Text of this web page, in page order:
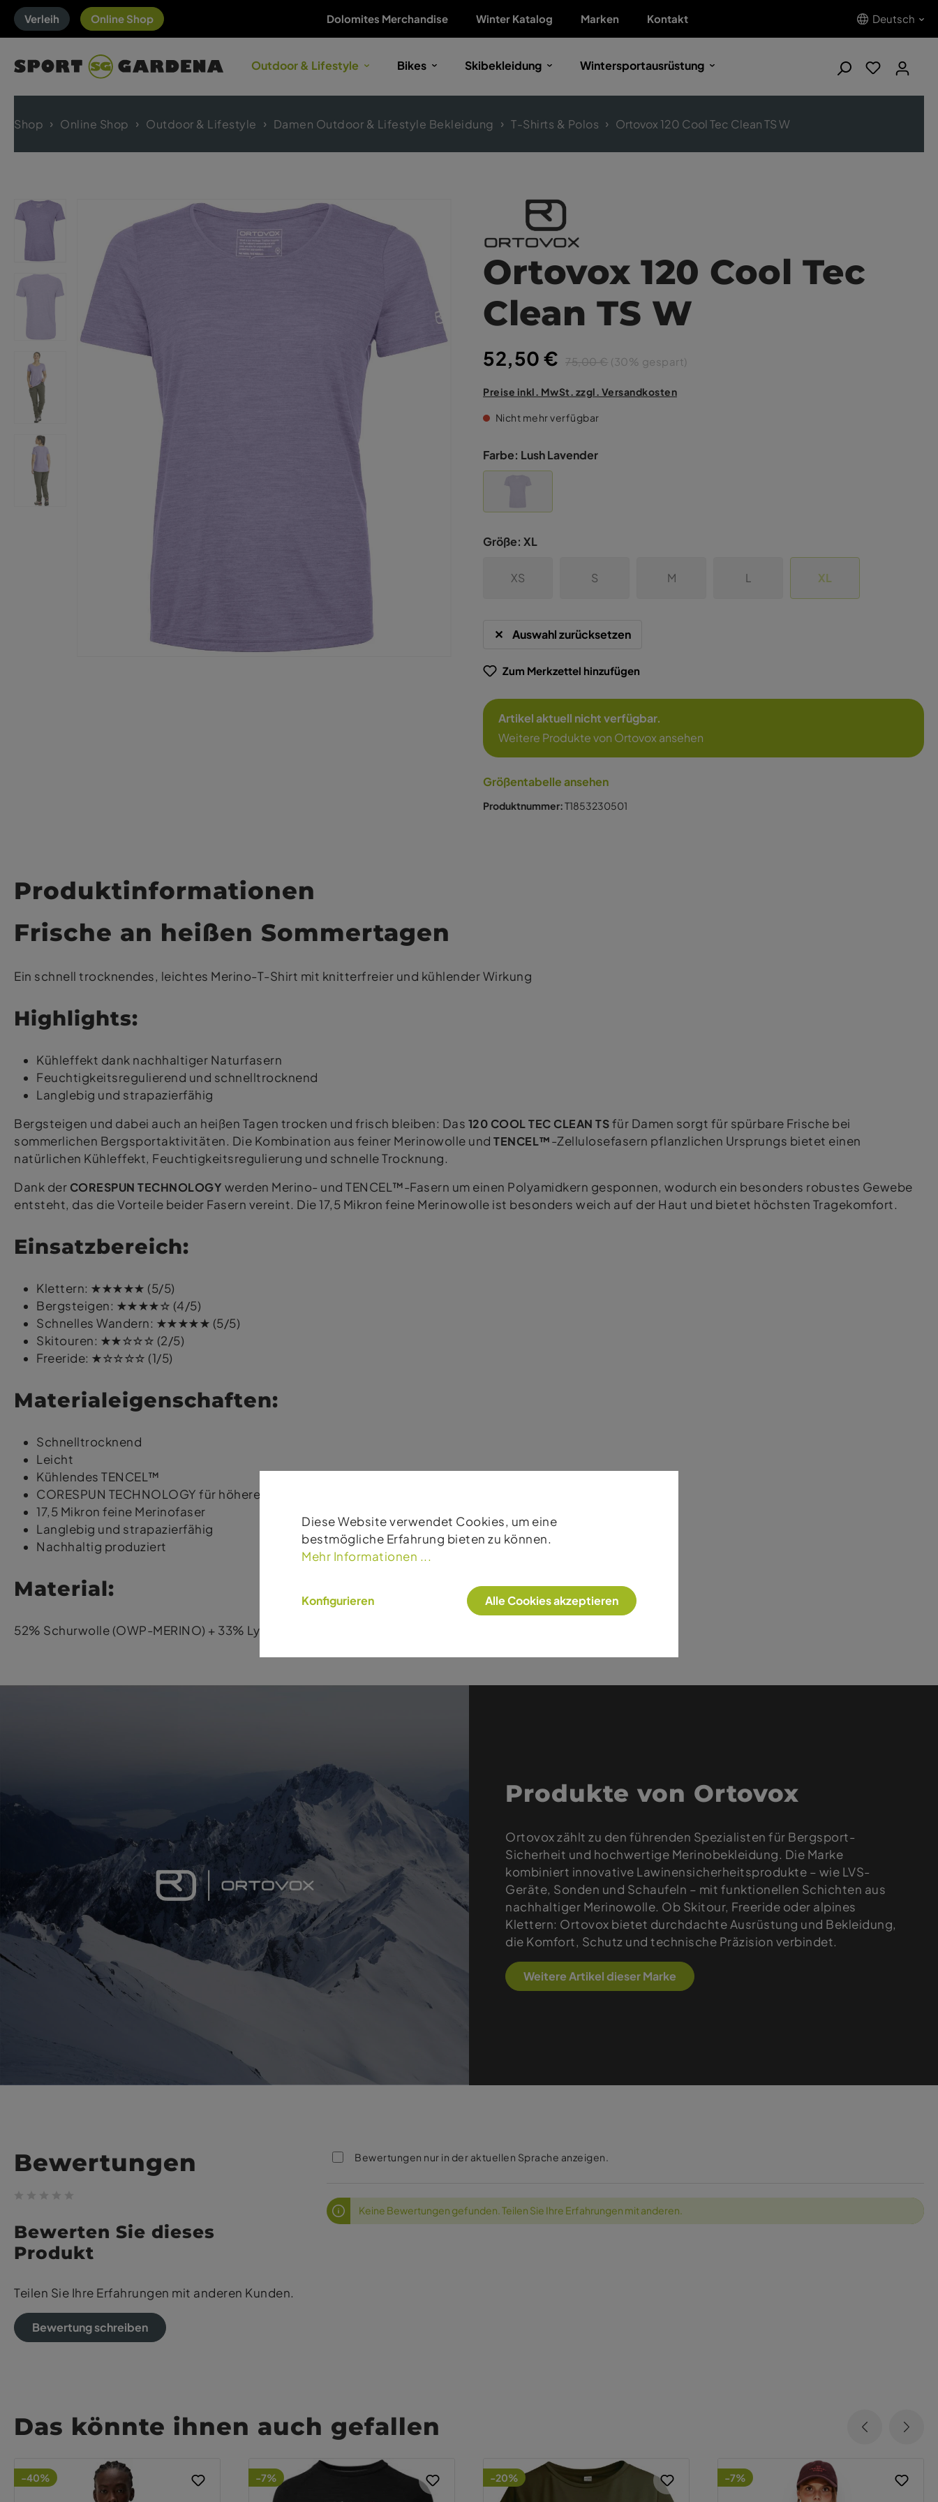
Verleih Online Shop Dolomites Merchandise Winter Katalog Marken Kontakt Deutsch
Outdoor & Lifestyle Bikes Skibekleidung Wintersportausrüstung
Shop Online Shop Outdoor & Lifestyle Damen Outdoor & Lifestyle Bekleidung T-Shirts & Polos Ortovox 120 Cool Tec Clean TS W
Ortovox 120 Cool Tec
Clean TS W
52,50 € 75,00 € (30% gespart)
Preise inkl. MwSt. zzgl. Versandkosten
Nicht mehr verfügbar
Farbe: Lush Lavender
Größe: XL
XS S M L XL
Auswahl zurücksetzen
Zum Merkzettel hinzufügen
Artikel aktuell nicht verfügbar.
Weitere Produkte von Ortovox ansehen
Größentabelle ansehen
Produktnummer:T1853230501
Produktinformationen
Frische an heißen Sommertagen
Ein schnell trocknendes, leichtes Merino-T-Shirt mit knitterfreier und kühlender Wirkung
Highlights:
Kühleffekt dank nachhaltiger Naturfasern
Feuchtigkeitsregulierend und schnelltrocknend
Langlebig und strapazierfähig
Bergsteigen und dabei auch an heißen Tagen trocken und frisch bleiben: Das 120 COOL TEC CLEAN TSfür Damen sorgt für spürbare Frische bei
sommerlichen Bergsportaktivitäten. Die Kombination aus feiner Merinowolle und TENCEL™-Zellulosefasern pflanzlichen Ursprungs bietet einen
natürlichen Kühleffekt, Feuchtigkeitsregulierung und schnelle Trocknung.
Dank der CORESPUN TECHNOLOGY werden Merino- und TENCEL™-Fasern um einen Polyamidkern gesponnen, wodurch ein besonders robustes Gewebe
entsteht, das die Vorteile beider Fasern vereint. Die 17,5 Mikron feine Merinowolle ist besonders weich auf der Haut und bietet höchsten Tragekomfort.
Einsatzbereich:
Klettern: ★★★★★ (5/5)
Bergsteigen: ★★★★☆ (4/5)
Schnelles Wandern: ★★★★★ (5/5)
Skitouren: ★★☆☆☆ (2/5)
Freeride: ★☆☆☆☆ (1/5)
Materialeigenschaften:
Schnelltrocknend
Leicht
Kühlendes TENCEL™
CORESPUN TECHNOLOGY für höhere Stabilität
17,5 Mikron feine Merinofaser
Langlebig und strapazierfähig
Nachhaltig produziert
Material:
52% Schurwolle (OWP-MERINO) + 33% Lyocell (TENCEL™) + 15% Polyamid
Produkte von Ortovox
Ortovox zählt zu den führenden Spezialisten für Bergsport-
Sicherheit und hochwertige Merinobekleidung. Die Marke
kombiniert innovative Lawinensicherheitsprodukte – wie LVS-
Geräte, Sonden und Schaufeln – mit funktionellen Schichten aus
nachhaltiger Merinowolle. Ob Skitour, Freeride oder alpines
Klettern: Ortovox bietet durchdachte Ausrüstung und Bekleidung,
die Komfort, Schutz und technische Präzision verbindet.
Weitere Artikel dieser Marke
Bewertungen
Bewerten Sie dieses
Produkt
Teilen Sie Ihre Erfahrungen mit anderen Kunden.
Bewertung schreiben
Bewertungen nur in der aktuellen Sprache anzeigen.
Keine Bewertungen gefunden. Teilen Sie Ihre Erfahrungen mit anderen.
Das könnte ihnen auch gefallen
-40% -7% -20% -7%
Diese Website verwendet Cookies, um eine
bestmögliche Erfahrung bieten zu können.
Mehr Informationen ...
Konfigurieren Alle Cookies akzeptieren